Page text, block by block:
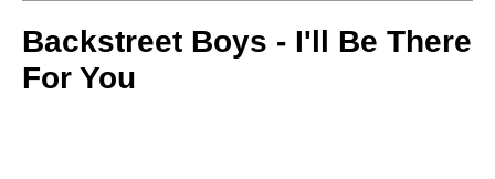
Backstreet Boys - I'll Be There
For You